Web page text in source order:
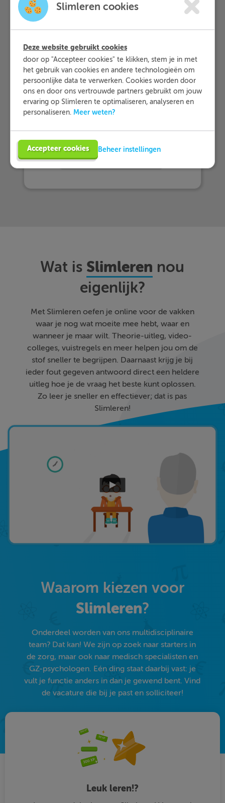
… meer dan 25.000 leerlingen met
Slimleren oefenen…
… en dat zij Slimleren gemiddeld
beoordelenmet een 9,2!
Meer informatie
Probeer nu 1 week gratis
Wat is Slimleren nou
eigenlijk?
Met Slimleren oefen je online voor de vakken
waar je nog wat moeite mee hebt, waar en
wanneer je maar wilt. Theorie-uitleg, video-
colleges, vuistregels en meer helpen jou om de
stof sneller te begrijpen. Daarnaast krijg je bij
ieder fout gegeven antwoord direct een heldere
uitleg hoe je de vraag het beste kunt oplossen.
Zo leer je sneller en effectiever; dat is pas
Slimleren!
Waarom kiezen voor
Slimleren?
Onderdeel worden van ons multidisciplinaire
team? Dat kan! We zijn op zoek naar starters in
de zorg, maar ook naar medisch specialisten en
GZ-psychologen. Eén ding staat daarbij vast: je
vult je functie anders in dan je gewend bent. Vind
de vacature die bij je past en solliciteer!
Leuk leren!?
Slimleren cookies
Deze website gebruikt cookies
door op "Accepteer cookies" te klikken, stem je in met
het gebruik van cookies en andere technologieën om
persoonlijke data te verwerken. Cookies worden door
ons en door ons vertrouwde partners gebruikt om jouw
ervaring op Slimleren te optimaliseren, analyseren en
personaliseren. Meer weten?
Accepteer cookies Beheer instellingen